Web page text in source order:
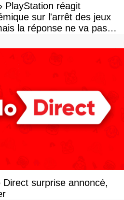
PlayStation réagit
sur l'arrêt des jeux
la réponse ne va pas
surprise annoncé,